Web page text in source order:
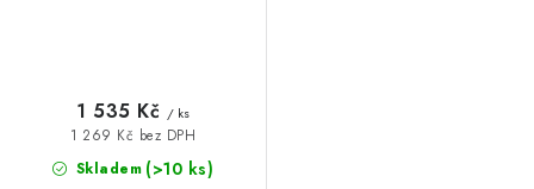
Skladem (>10 ks)
1 269 Kč bez DPH
1 535 Kč / ks